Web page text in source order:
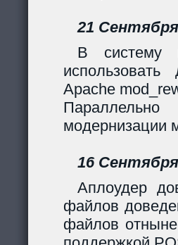
21
В систему
Apache
модернизации
16
Аплоудер
файлов
файлов